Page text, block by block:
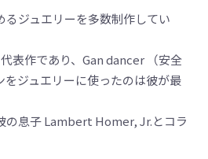
るジュエリーを多数制作してい
表作であり、Gan dancer （安全
ジュエリーに使ったのは彼が最
息子 Lambert Homer, Jr.とコラ